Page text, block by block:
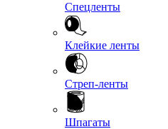
Спецленты
Клейкие ленты
Стреп-ленты
Шпагаты